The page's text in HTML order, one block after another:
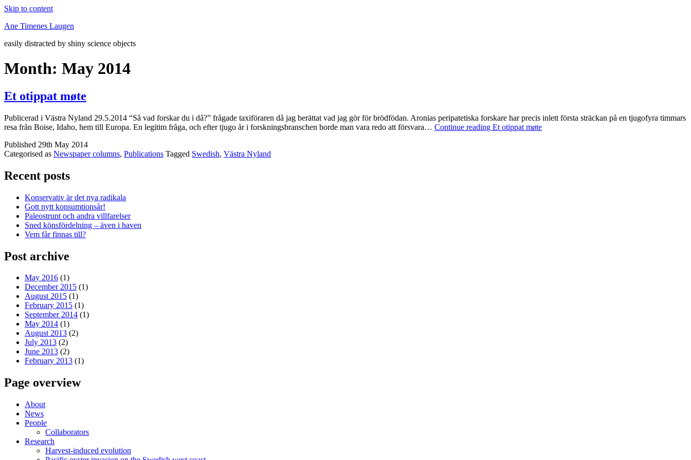
Skip to content
Ane Timenes Laugen
easily distracted by shiny science objects
Month: May 2014
Et otippat møte
Publicerad i Västra Nyland 29.5.2014 “Så vad forskar du i då?” frågade taxiföraren då jag berättat vad jag gör för brödfödan. Aronias peripatetiska forskare har precis inlett första sträckan på en tjugofyra timmars
resa från Boise, Idaho, hem till Europa. En legitim fråga, och efter tjugo år i forskningsbranschen borde man vara redo att försvara… Continue reading Et otippat møte
Published 29th May 2014
Categorised as Newspaper columns, Publications Tagged Swedish, Västra Nyland
Recent posts
Konservativ är det nya radikala
Gott nytt konsumtionsår!
Paleostrunt och andra villfarelser
Sned könsfördelning – även i haven
Vem får finnas till?
Post archive
May 2016 (1)
December 2015 (1)
August 2015 (1)
February 2015 (1)
September 2014 (1)
May 2014 (1)
August 2013 (2)
July 2013 (2)
June 2013 (2)
February 2013 (1)
Page overview
About
News
People
Collaborators
Research
Harvest-induced evolution